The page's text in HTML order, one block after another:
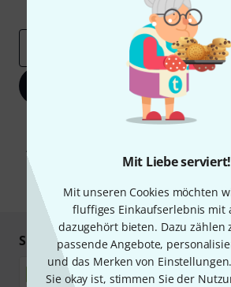
Mit Liebe serviert!
Mit unseren Cookies möchten
fluffiges Einkaufserlebnis mit
dazugehört bieten. Dazu zählen
passende Angebote,
und das Merken von
Sie okay ist, stimmen Sie der
Inspirierende Beiträge
Deals
Jetzt anmelden
Mit Klick auf „Jetzt anmelden“ stimmen Sie
Abmeldung ist jederzeit möglich. Weitere
unseren
* Pflichtfeld
Sicher einkaufen & bezahlen